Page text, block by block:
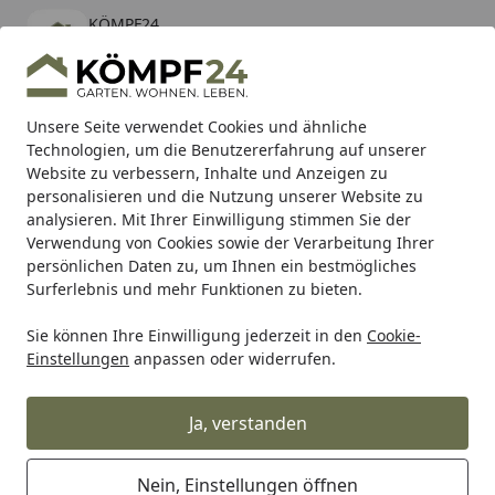
Unsere Seite verwendet Cookies und ähnliche
Technologien, um die Benutzererfahrung auf unserer
Website zu verbessern, Inhalte und Anzeigen zu
personalisieren und die Nutzung unserer Website zu
analysieren. Mit Ihrer Einwilligung stimmen Sie der
Verwendung von Cookies sowie der Verarbeitung Ihrer
persönlichen Daten zu, um Ihnen ein bestmögliches
Surferlebnis und mehr Funktionen zu bieten.
Sie können Ihre Einwilligung jederzeit in den Cookie-
Einstellungen anpassen oder widerrufen.
Ja, verstanden
Nein, Einstellungen öffnen
KÖMPF24
kostenlos - Im App Store
Hotline
Alle Produkte
Mein Konto
Suchen
Karibu Pools inkl. gratis Sandfilteranlage & Pool-
Starterset (Gesamtwert bis 468,99€)
Startseite
Grill Grillzubehör Grilltische, Ablagen & Gestelle
Traeger P.A.L. Pop-And-Lock
Vorratsbehälter